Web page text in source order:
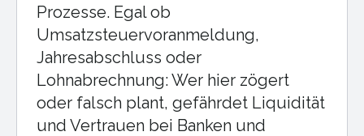
Prozesse. Egal ob
Umsatzsteuervoranmeldung,
Jahresabschluss oder
Lohnabrechnung: Wer hier zögert
oder falsch plant, gefährdet Liquidität
und Vertrauen bei Banken und